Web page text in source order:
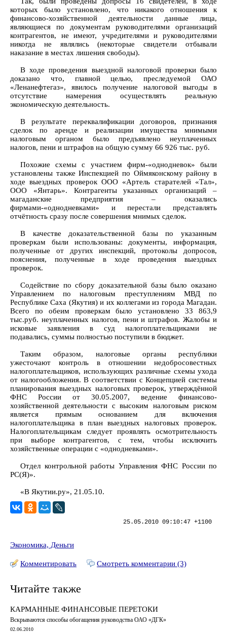
которых было установлено, что никакого отношения к
финансово-хозяйственной деятельности данные лица,
являющиеся по документам руководителями организаций
контрагентов, не имеют, учредителями и руководителями
никогда не являлись (некоторые свидетели отбывали
наказание в местах лишения свободы).
В ходе проведения выездной налоговой проверки было
доказано что, главной целью, преследуемой ОАО
«Ленанефтегаз», явилось получение налоговой выгоды в
отсутствие намерения осуществлять реальную
экономическую деятельность.
В результате переквалификации договоров, признания
сделок по аренде и реализации имущества мнимыми
налоговым органом было предъявлено неуплаченных
налогов, пени и штрафов на общую сумму 66 926 тыс. руб.
Похожие схемы с участием фирм-«однодневок» были
установлены также Инспекцией по Оймяконскому району в
ходе выездных проверок ООО «Артель старателей «Тал»,
ООО «Янтарь». Контрагенты указанных организаций –
магаданские предприятия – оказались
фирмами-«однодневками» и перестали представлять
отчётность сразу после совершения мнимых сделок.
В качестве доказательственной базы по указанным
проверкам были использованы: документы, информация,
полученные от других инспекций, протоколы допросов,
пояснения, полученные в ходе проведения выездных
проверок.
Содействие по сбору доказательной базы было оказано
Управлением по налоговым преступлениям МВД по
Республике Саха (Якутия) и их коллегами из города Магадан.
Всего по обеим проверкам было установлено 33 863,9
тыс.руб. неуплаченных налогов, пени и штрафов. Жалобы и
исковые заявления в суд налогоплательщиками не
подавались, суммы полностью поступили в бюджет.
Таким образом, налоговые органы республики
ужесточают контроль в отношении недобросовестных
налогоплательщиков, использующих различные схемы ухода
от налогообложения. В соответствии с Концепцией системы
планирования выездных налоговых проверок, утверждённой
ФНС России от 30.05.2007, ведение финансово-
хозяйственной деятельности с высоким налоговым риском
является прямым основанием для включения
налогоплательщика в план выездных налоговых проверок.
Налогоплательщикам следует проявлять осмотрительность
при выборе контрагентов, с тем, чтобы исключить
хозяйственные операции с «однодневками».
Отдел контрольной работы Управления ФНС России по
РС(Я)».
«В Якутии.ру», 21.05.10.
25.05.2010 09:10:47 +1100
Экономика, Деньги
Комментировать Смотреть комментарии (3)
Читайте также
КАРМАННЫЕ ФИНАНСОВЫЕ ПЕРЕТОКИ
Вскрываются способы обогащения руководства ОАО «ДГК»
02.06.2010